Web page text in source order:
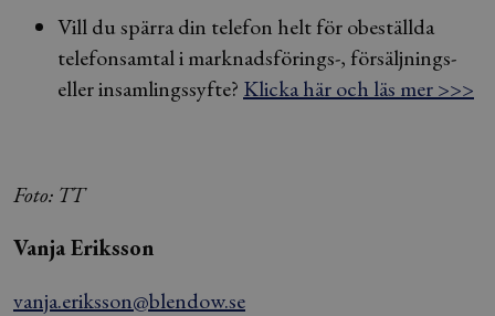
Vill du spärra din telefon helt för obeställda
telefonsamtal i marknadsförings-, försäljnings-
eller insamlingssyfte? Klicka här och läs mer >>>
Foto: TT
Vanja Eriksson
vanja.eriksson@blendow.se